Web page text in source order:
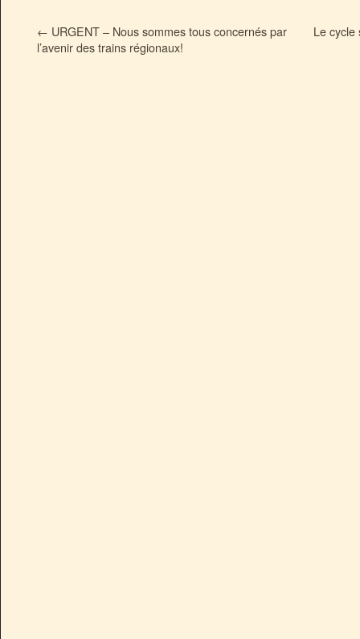
← URGENT – Nous sommes tous concernés par
l’avenir des trains régionaux!
Le cycle